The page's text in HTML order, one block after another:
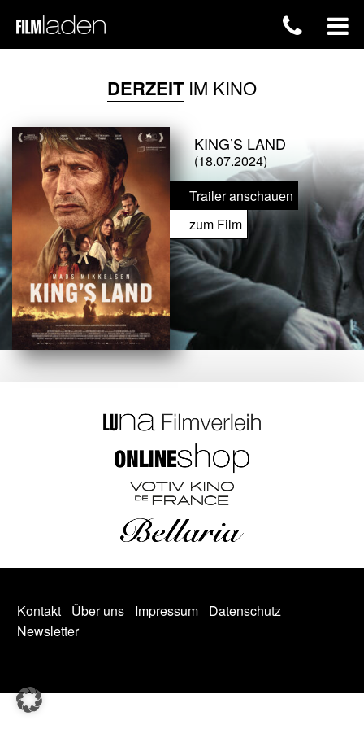
DERZEITIM KINO
KING’S LAND
(18.07.2024)
Trailer anschauen
zum Film
Kontakt Über uns Impressum
Datenschutz
Newsletter